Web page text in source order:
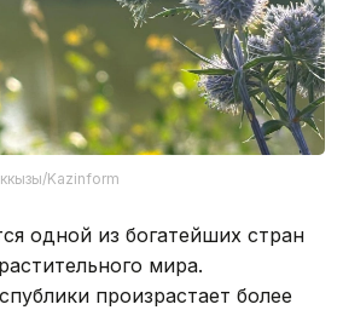
Kazinform
одной из богатейших стран
мира.
произрастает более